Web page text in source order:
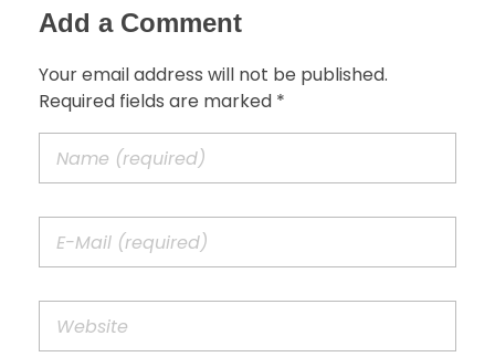
Add a Comment
Your email address will not be published.
Required fields are marked *